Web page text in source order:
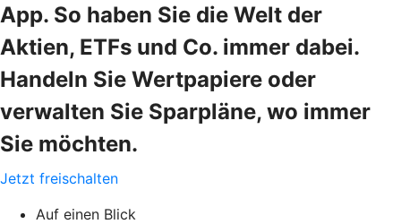
App. So haben Sie die Welt der
Aktien, ETFs und Co. immer dabei.
Handeln Sie Wertpapiere oder
verwalten Sie Sparpläne, wo immer
Sie möchten.
Jetzt freischalten
Auf einen Blick